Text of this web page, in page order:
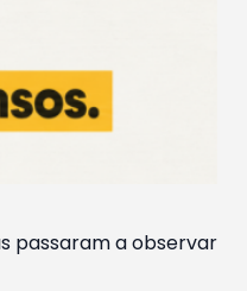
passaram a observar